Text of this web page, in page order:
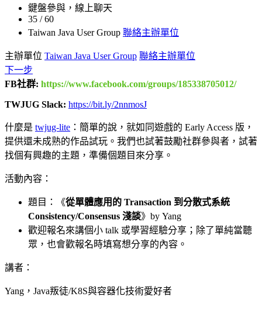
鍵盤參與，線上聊天
35 / 60
Taiwan Java User Group 聯絡主辦單位
主辦單位 Taiwan Java User Group 聯絡主辦單位
下一步
FB社群: https://www.facebook.com/groups/185338705012/
TWJUG Slack: https://bit.ly/2nnmosJ
什麼是 twjug-lite ：簡單的說，就如同遊戲的 Early Access 版，
提供還未成熟的作品試玩。我們也試著鼓勵社群參與者，試著
找個有興趣的主題，準備個題目來分享。
活動內容：
題目：《從單體應用的 Transaction 到分散式系統
Consistency/Consensus 淺談》by Yang
歡迎報名來講個小 talk 或學習經驗分享；除了單純當聽
眾，也會歡報名時填寫想分享的內容。
講者：
Yang，Java叛徒/K8S與容器化技術愛好者